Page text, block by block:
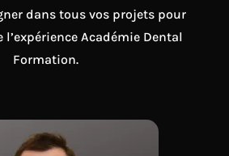
dans tous vos projets pour
Académie Dental
Formation.